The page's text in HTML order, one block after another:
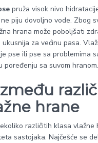
pruža visok nivo
piju dovoljno vode. Zbog
hrana može poboljšati
za većinu pasa.
pse ili pse sa problemima
poređenju sa suvom hranom.
hrane
različitih klasa vlažne
sastojaka. Najčešće se